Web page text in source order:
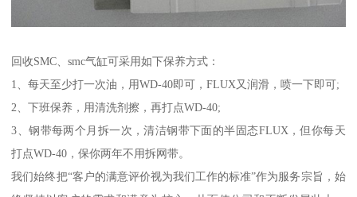
回收SMC、smc气缸可采用如下保养方式：
1、每天至少打一次油，用WD-40即可，FLUX又润滑，喷一下即可;
2、下班保养，用清洗剂擦，再打点WD-40;
3、钢带每两个月拆一次，清洁钢带下面的半固态FLUX，但你每天
打点WD-40，保你两年不用拆网带。
我们始终把“客户的满意评价视为我们工作的标准”作为服务宗旨，始